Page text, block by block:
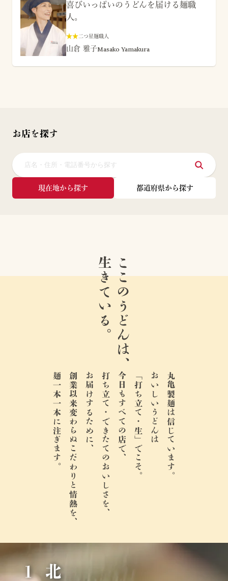
喜びいっぱいのうどんを届ける麺職
人。
★★ 二つ星麺職人
山倉 雅子Masako Yamakura
お店を探す
現在地から探す 都道府県から探す
ここのうどんは、
生きている。
丸亀製麺は信じています。
おいしいうどんは
「打ち立て・生」でこそ。
今日もすべての店で、
打ち立て・できたてのおいしさを、
お届けするために、
創業以来変わらぬこだわりと情熱を、
麺一本一本に注ぎます。